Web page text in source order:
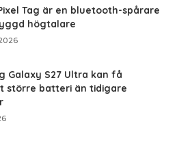
Tag är en bluetooth-spårare
högtalare
Galaxy S27 Ultra kan få
större batteri än tidigare